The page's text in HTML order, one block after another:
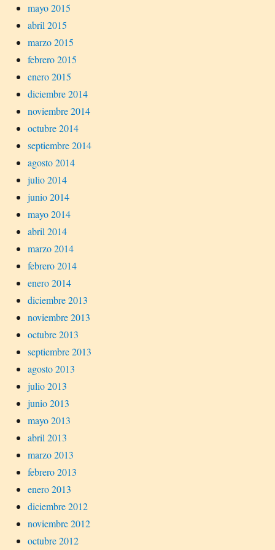
mayo 2015
abril 2015
marzo 2015
febrero 2015
enero 2015
diciembre 2014
noviembre 2014
octubre 2014
septiembre 2014
agosto 2014
julio 2014
junio 2014
mayo 2014
abril 2014
marzo 2014
febrero 2014
enero 2014
diciembre 2013
noviembre 2013
octubre 2013
septiembre 2013
agosto 2013
julio 2013
junio 2013
mayo 2013
abril 2013
marzo 2013
febrero 2013
enero 2013
diciembre 2012
noviembre 2012
octubre 2012